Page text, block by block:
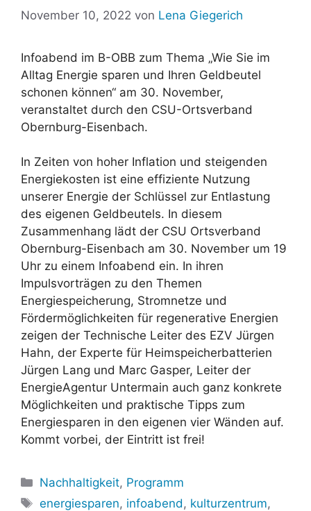
November 10, 2022 von Lena Giegerich
Infoabend im B-OBB zum Thema „Wie Sie im
Alltag Energie sparen und Ihren Geldbeutel
schonen können“ am 30. November,
veranstaltet durch den CSU-Ortsverband
Obernburg-Eisenbach.
In Zeiten von hoher Inflation und steigenden
Energiekosten ist eine effiziente Nutzung
unserer Energie der Schlüssel zur Entlastung
des eigenen Geldbeutels. In diesem
Zusammenhang lädt der CSU Ortsverband
Obernburg-Eisenbach am 30. November um 19
Uhr zu einem Infoabend ein. In ihren
Impulsvorträgen zu den Themen
Energiespeicherung, Stromnetze und
Fördermöglichkeiten für regenerative Energien
zeigen der Technische Leiter des EZV Jürgen
Hahn, der Experte für Heimspeicherbatterien
Jürgen Lang und Marc Gasper, Leiter der
EnergieAgentur Untermain auch ganz konkrete
Möglichkeiten und praktische Tipps zum
Energiesparen in den eigenen vier Wänden auf.
Kommt vorbei, der Eintritt ist frei!
Kategorien
Nachhaltigkeit, Programm
Schlagwörter
energiesparen, infoabend , kulturzentrum,